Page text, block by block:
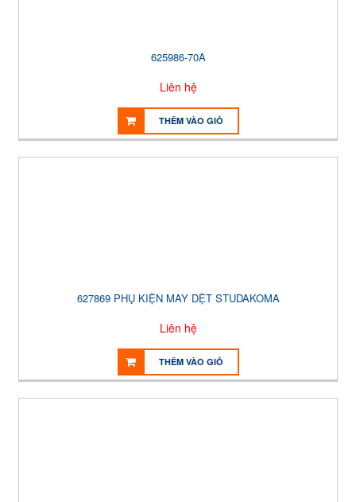
625986-70A
Liên hệ
THÊM VÀO GIỎ
627869 PHỤ KIỆN MAY DỆT STUDAKOMA
Liên hệ
THÊM VÀO GIỎ